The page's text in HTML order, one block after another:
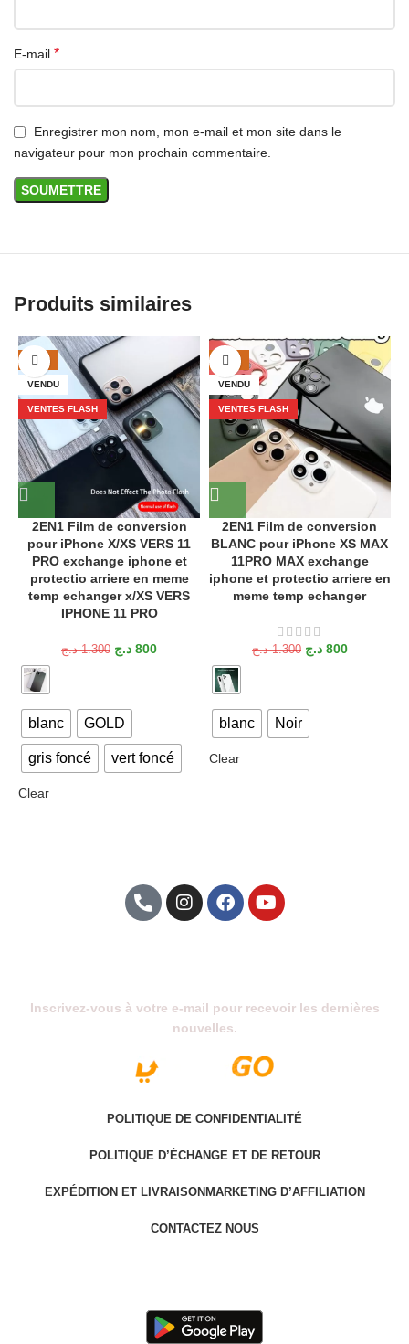
E-mail *
Enregistrer mon nom, mon e-mail et mon site dans le
navigateur pour mon prochain commentaire.
Produits similaires
-38%
VENDU
VENTES FLASH
2EN1 Film de conversion
pour iPhone X/XS VERS 11
PRO exchange iphone et
protectio arriere en meme
temp echanger x/XS VERS
IPHONE 11 PRO
1.300 د.ج 800 د.ج
blanc GOLD
gris foncé vert foncé
Clear
-38%
VENDU
VENTES FLASH
2EN1 Film de conversion
BLANC pour iPhone XS MAX
11PRO MAX exchange
iphone et protectio arriere en
meme temp echanger
1.300 د.ج 800 د.ج
blanc Noir
Clear
Inscrivez-vous à votre e-mail pour recevoir les dernières
nouvelles.
POLITIQUE DE CONFIDENTIALITÉ
POLITIQUE D’ÉCHANGE ET DE RETOUR
EXPÉDITION ET LIVRAISON MARKETING D’AFFILIATION
CONTACTEZ NOUS